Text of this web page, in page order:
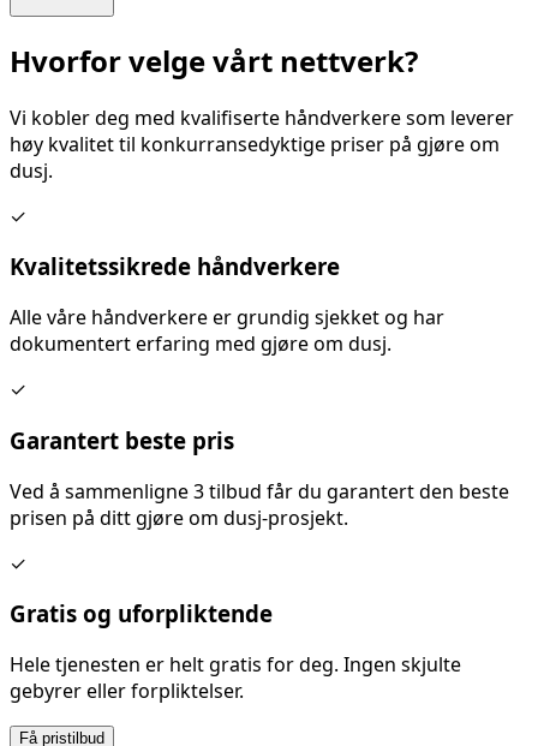
Hvorfor velge vårt nettverk?
Vi kobler deg med kvalifiserte håndverkere som leverer
høy kvalitet til konkurransedyktige priser på gjøre om
dusj.
✓
Kvalitetssikrede håndverkere
Alle våre håndverkere er grundig sjekket og har
dokumentert erfaring med gjøre om dusj.
✓
Garantert beste pris
Ved å sammenligne 3 tilbud får du garantert den beste
prisen på dittgjøre om dusj-prosjekt.
✓
Gratis og uforpliktende
Hele tjenesten er helt gratis for deg. Ingen skjulte
gebyrer eller forpliktelser.
Få pristilbud